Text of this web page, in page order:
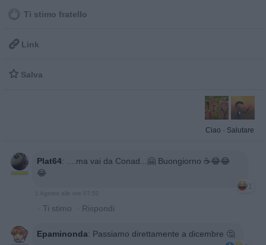
Ti stimo fratello
 Link
 Salva
Ciao · Salutare
Plat64:
....ma vai da Conad...🤗 Buongiorno ☕️😂😂
😂
1
1 Agosto alle ore 07:52
· Ti stimo · Rispondi
Epaminonda: Passiamo direttamente a dicembre 🤔